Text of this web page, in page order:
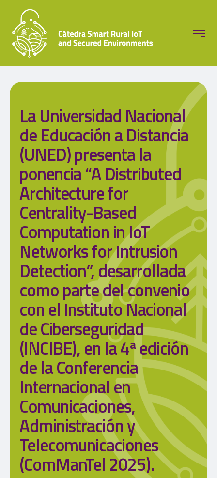
La Universidad Nacional
de Educación a Distancia
(UNED) presenta la
ponencia “A Distributed
Architecture for
Centrality-Based
Computation in IoT
Networks for Intrusion
Detection”, desarrollada
como parte del convenio
con el Instituto Nacional
de Ciberseguridad
(INCIBE), en la 4ª edición
de la Conferencia
Internacional en
Comunicaciones,
Administración y
Telecomunicaciones
(ComManTel 2025).